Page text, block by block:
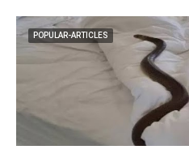
POPULAR-ARTICLES